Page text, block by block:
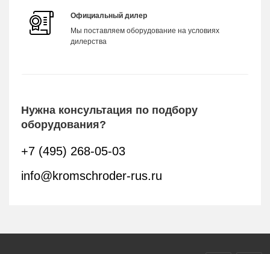
Официальный дилер
Мы поставляем оборудование на условиях
дилерства
Нужна консультация по подбору
оборудования?
+7 (495) 268-05-03
info@kromschroder-rus.ru